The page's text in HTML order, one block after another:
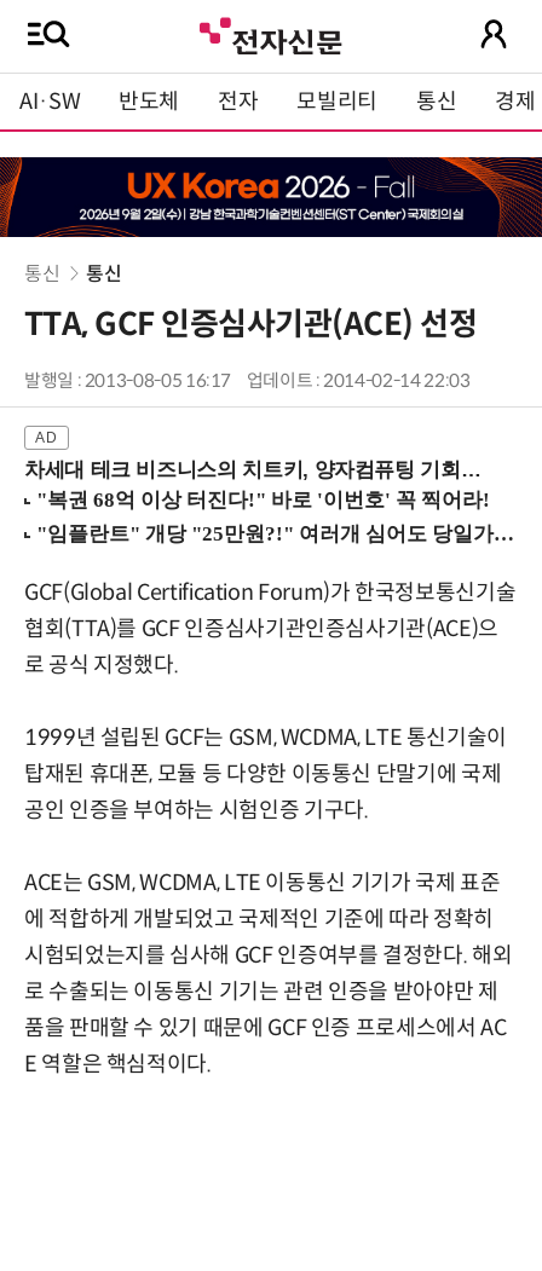
AI·SW 반도체 전자 모빌리티 통신 경제
통신 통신
TTA, GCF 인증심사기관(ACE) 선정
발행일 : 2013-08-05 16:17 업데이트 : 2014-02-14 22:03
차세대 테크 비즈니스의 치트키, 양자컴퓨팅 기회를 선점하라! (8/28 강남역)
GCF(Global Certification Forum)가 한국정보통신기술
협회(TTA)를 GCF 인증심사기관인증심사기관(ACE)으
로 공식 지정했다.
1999년 설립된 GCF는 GSM, WCDMA, LTE 통신기술이
탑재된 휴대폰, 모듈 등 다양한 이동통신 단말기에 국제
공인 인증을 부여하는 시험인증 기구다.
ACE는 GSM, WCDMA, LTE 이동통신 기기가 국제 표준
에 적합하게 개발되었고 국제적인 기준에 따라 정확히
시험되었는지를 심사해 GCF 인증여부를 결정한다. 해외
로 수출되는 이동통신 기기는 관련 인증을 받아야만 제
품을 판매할 수 있기 때문에 GCF 인증 프로세스에서 AC
E 역할은 핵심적이다.